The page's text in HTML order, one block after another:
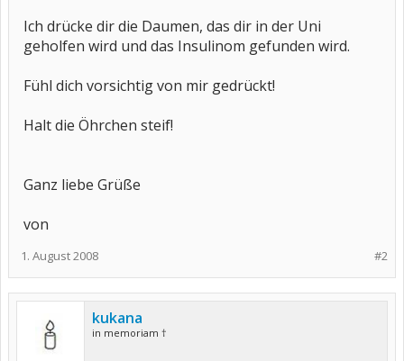
Ich drücke dir die Daumen, das dir in der Uni
geholfen wird und das Insulinom gefunden wird.
Fühl dich vorsichtig von mir gedrückt!
Halt die Öhrchen steif!
Ganz liebe Grüße
von
#2
1. August 2008
kukana
in memoriam †